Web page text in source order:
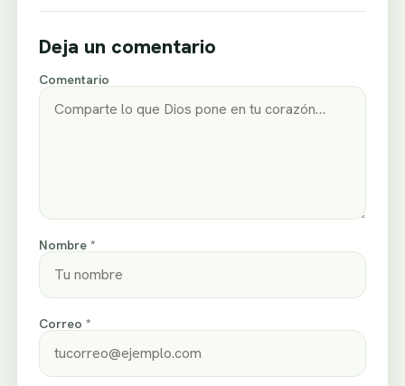
Deja un comentario
Comentario
Nombre *
Correo *